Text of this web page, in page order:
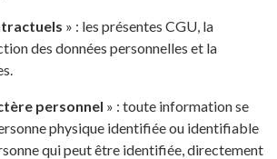
» : les présentes CGU, la
des données personnelles et la
personnel » : toute information se
physique identifiée ou identifiable
qui peut être identifiée, directement